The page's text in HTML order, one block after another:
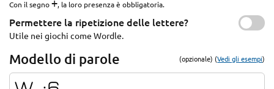
Con il segno+, la loro presenza è obbligatoria.
Permettere la ripetizione delle lettere?
Utile nei giochi come Wordle.
Modello di parole (opzionale) (Vedi gli esempi)